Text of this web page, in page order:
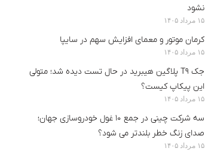
نشود
۱۵ مرداد ۱۴۰۵
کرمان موتور و معمای افزایش سهم در سایپا
۱۵ مرداد ۱۴۰۵
جک T9 پلاگین هیبرید در حال تست دیده شد؛ متولی
این پیکاپ کیست؟
۱۵ مرداد ۱۴۰۵
سه شرکت چینی در جمع ۱۰ غول خودروسازی جهان؛
صدای زنگ خطر بلندتر می شود؟
۱۵ مرداد ۱۴۰۵